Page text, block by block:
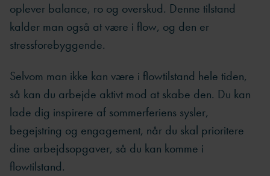
oplever balance, ro og overskud. Denne tilstand
kalder man også at være i flow, og den er
stressforebyggende.
Selvom man ikke kan være i flowtilstand hele tiden,
så kan du arbejde aktivt mod at skabe den. Du kan
lade dig inspirere af sommerferiens sysler,
begejstring og engagement, når du skal prioritere
dine arbejdsopgaver, så du kan komme i
flowtilstand.